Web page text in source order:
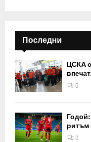
Последни
ЦСКА
0
ритъм
0